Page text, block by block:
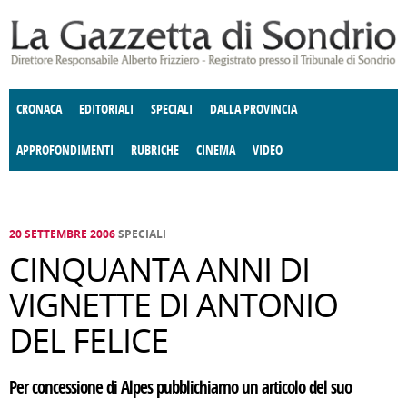
CRONACA EDITORIALI SPECIALI DALLA PROVINCIA
APPROFONDIMENTI
E SPETTACOLI POLITICA
RUBRICHE
DELLE IDEE FATTI DELLO SPIRITO
CINEMA VIDEO
20 SETTEMBRE 2006SPECIALI
CINQUANTA ANNI DI
VIGNETTE DI ANTONIO
DEL FELICE
Per concessione di Alpes pubblichiamo un articolo del suo